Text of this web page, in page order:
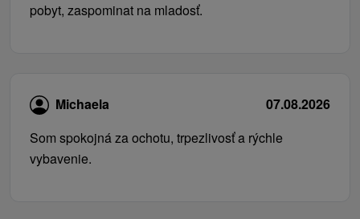
pobyt, zaspominat na mladosť.
Michaela
07.08.2026
Som spokojná za ochotu, trpezlivosť a rýchle
vybavenie.